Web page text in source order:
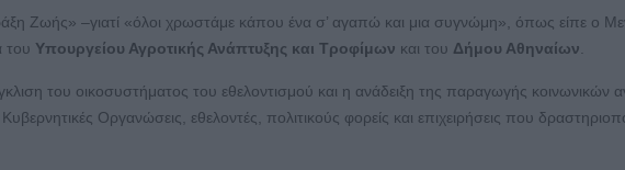
Ζωής» –γιατί «όλοι χρωστάμε κάπου ένα σ’ αγαπώ και μια συγνώμη», όπως είπε ο
του Υπουργείου Αγροτικής Ανάπτυξης και Τροφίμων και του Δήμου Αθηναίων.
του οικοσυστήματος του εθελοντισμού και η ανάδειξη της παραγωγής κοινωνικών
Οργανώσεις, εθελοντές, πολιτικούς φορείς και επιχειρήσεις που